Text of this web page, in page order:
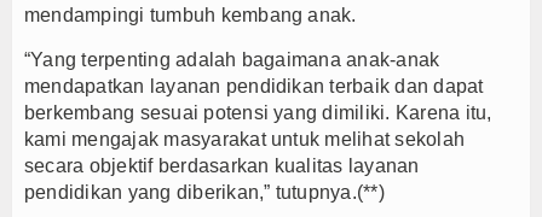
mendampingi tumbuh kembang anak.
“Yang terpenting adalah bagaimana anak-anak
mendapatkan layanan pendidikan terbaik dan dapat
berkembang sesuai potensi yang dimiliki. Karena itu,
kami mengajak masyarakat untuk melihat sekolah
secara objektif berdasarkan kualitas layanan
pendidikan yang diberikan,” tutupnya.(**)